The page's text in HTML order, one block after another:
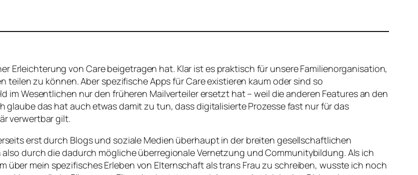
Erleichterung von Care beigetragen hat. Klar ist es praktisch für unsere Familienorganisation,
teilen zu können. Aber spezifische Apps für Care existieren kaum oder sind so
im Wesentlichen nur den früheren Mailverteiler ersetzt hat – weil die anderen Features an den
glaube das hat auch etwas damit zu tun, dass digitalisierte Prozesse fast nur für das
verwertbar gilt.
erst durch Blogs und soziale Medien überhaupt in der breiten gesellschaftlichen
durch die dadurch mögliche überregionale Vernetzung und Communitybildung. Als ich
über mein spezifisches Erleben von Elternschaft als trans Frau zu schreiben, wusste ich noch